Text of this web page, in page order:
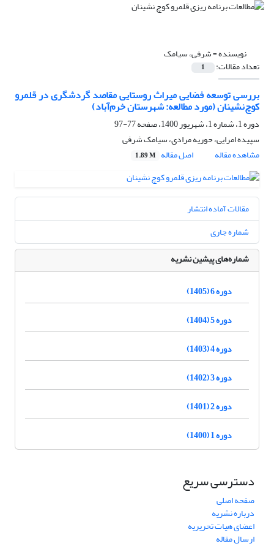
نویسنده =شرفی، سیامک
تعداد مقالات: 1
بررسی توسعه فضایی میراث روستایی مقاصد گردشگری در قلمرو
کوچ‌نشینان (مورد مطالعه: شهرستان خرم‌آباد)
دوره 1، شماره 1، شهریور 1400، صفحه
77-97
سپیده امرایی، حوریه مرادی، سیامک شرفی
مشاهده مقاله
اصل مقاله 1.89 M
مقالات آماده انتشار
شماره جاری
شماره‌های پیشین نشریه
دوره 6 (1405)
دوره 5 (1404)
دوره 4 (1403)
دوره 3 (1402)
دوره 2 (1401)
دوره 1 (1400)
دسترسی سریع
صفحه اصلی
درباره نشریه
اعضای هیات تحریریه
ارسال مقاله